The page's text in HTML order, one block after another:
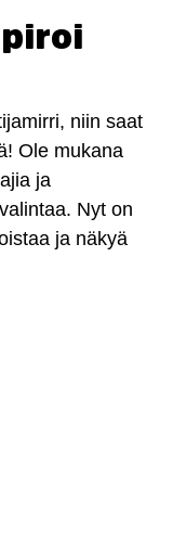
niin saat
Ole mukana
ja
Nyt on
ja näkyä